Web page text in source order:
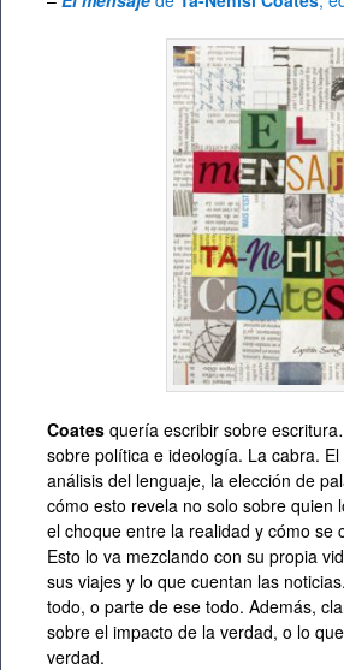
Coates quería escribir sobre
sobre política e ideología. La cabra.
análisis del lenguaje, la elección de
cómo esto revela no solo sobre quien
el choque entre la realidad y cómo se
Esto lo va mezclando con su propia
sus viajes y lo que cuentan las
todo, o parte de ese todo. Además,
sobre el impacto de la verdad, o lo
verdad.